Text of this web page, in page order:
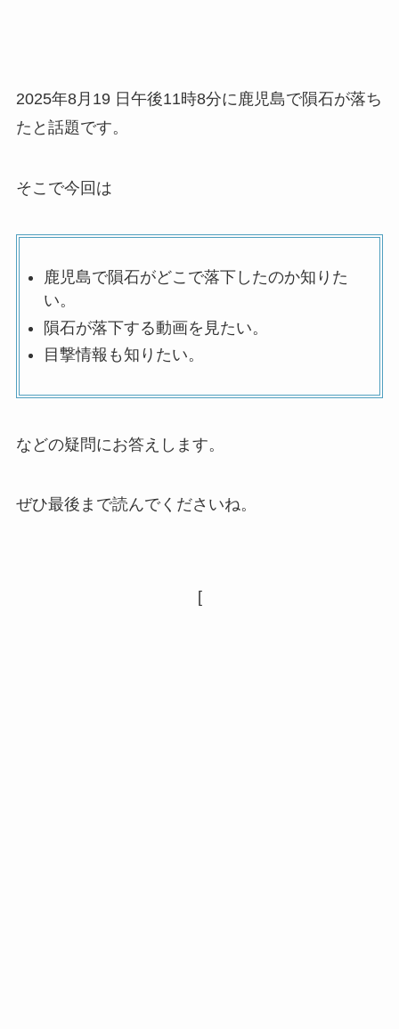
2025年8月19 日午後11時8分に鹿児島で隕石が落ち
たと話題です。
そこで今回は
鹿児島で隕石がどこで落下したのか知りた
い。
隕石が落下する動画を見たい。
目撃情報も知りたい。
などの疑問にお答えします。
ぜひ最後まで読んでくださいね。
[